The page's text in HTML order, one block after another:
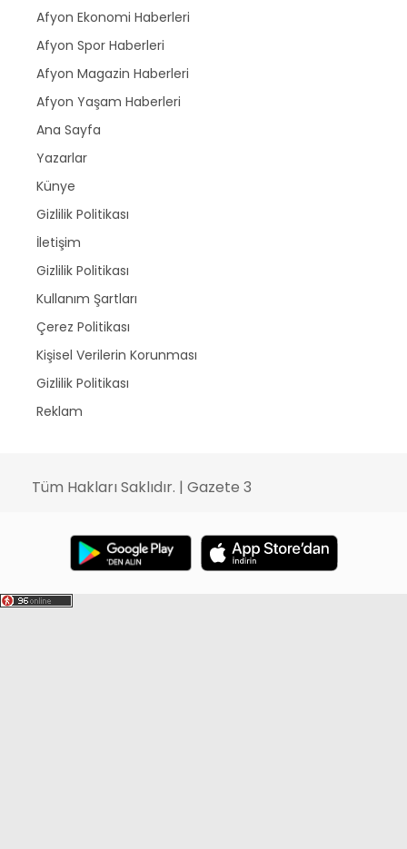
Afyon Ekonomi Haberleri
Afyon Spor Haberleri
Afyon Magazin Haberleri
Afyon Yaşam Haberleri
Ana Sayfa
Yazarlar
Künye
Gizlilik Politikası
İletişim
Gizlilik Politikası
Kullanım Şartları
Çerez Politikası
Kişisel Verilerin Korunması
Gizlilik Politikası
Reklam
Tüm Hakları Saklıdır. | Gazete 3